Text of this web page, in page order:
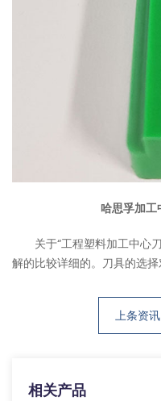
哈思孚加工
关于“工程塑料加工中心刀
解的比较详细的。刀具的选
上条资讯
相关产品